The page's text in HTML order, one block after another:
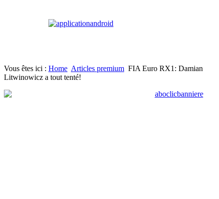
Vous êtes ici : Home Articles premium FIA Euro RX1: Damian
Litwinowicz a tout tenté!